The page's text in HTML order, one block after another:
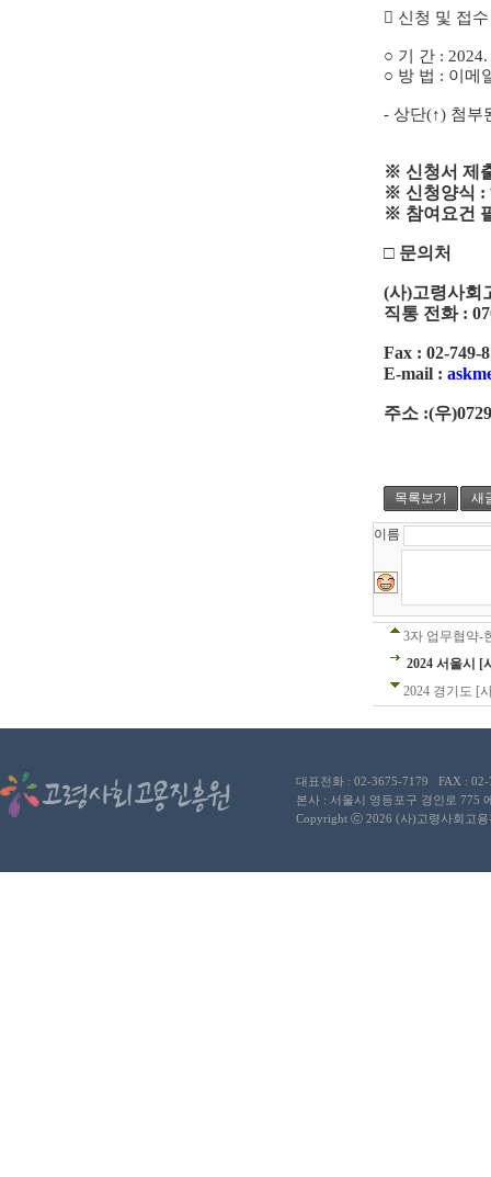
󰋒 신청 및 접수
○ 기 간 :
○ 방 법 : 이메
- 상단(↑) 첨부
※ 신청서 제
※ 신청양식 :
※ 참여요건
□ 문의처
(사)고령사회
직통 전화 :
Fax : 02-749-
E-mail :
주소 :(우
목록보기 새
이름
3자 업무협약-
2024 서울시 [
2024 경기도 [
대표전화 : 02-3675-7179 FAX :
본사 : 서울시 영등포구 경인로 775
Copyright ⓒ 2026 (사)고령사회고용